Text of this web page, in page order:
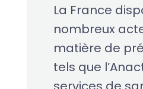
La France
nombreux
matière de
tels que